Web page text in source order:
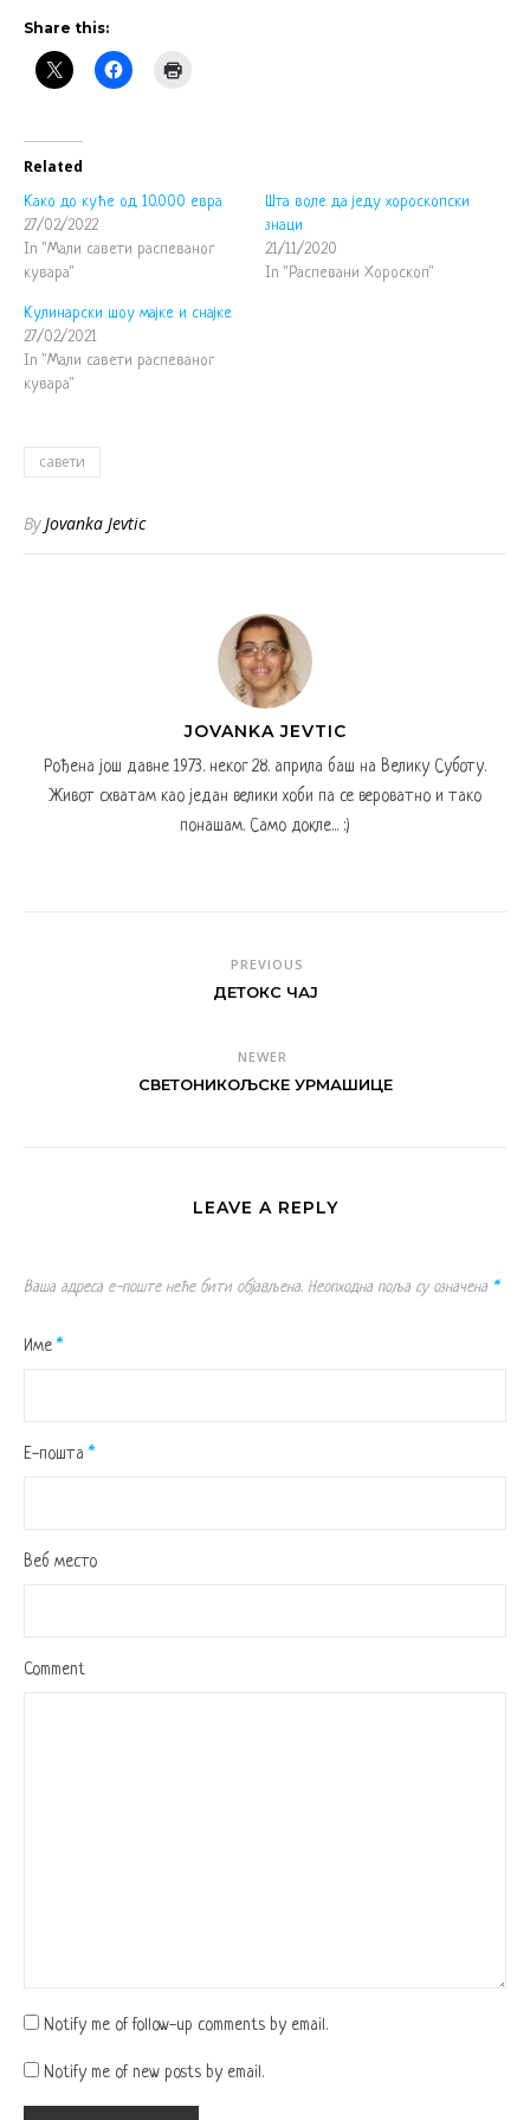
Share this:
Related
Како до куће од 10.000 евра
27/02/2022
In "Мали савети распеваног
кувара"
Шта воле да једу хороскопски
знаци
21/11/2020
In "Распевани Хороскоп"
Кулинарски шоу мајке и снајке
27/02/2021
In "Мали савети распеваног
кувара"
савети
ByJovanka Jevtic
JOVANKA JEVTIC
Рођена још давне 1973. неког 28. априла баш на Велику Суботу.
Живот схватам као један велики хоби па се вероватно и тако
понашам. Само докле... :)
PREVIOUS
ДЕТОКС ЧАЈ
NEWER
СВЕТОНИКОЉСКЕ УРМАШИЦЕ
LEAVE A REPLY
Ваша адреса е-поште неће бити објављена. Неопходна поља су означена *
Име *
Е-пошта *
Веб место
Comment
Notify me of follow-up comments by email.
Notify me of new posts by email.